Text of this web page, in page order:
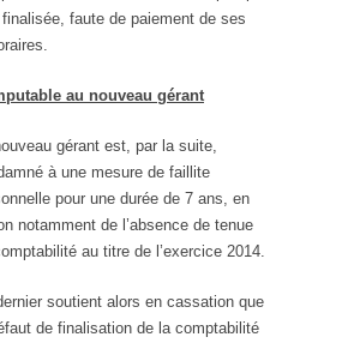
faute de paiement de ses
au nouveau gérant
gérant est, par la suite,
à une mesure de faillite
pour une durée de 7 ans, en
notamment de l’absence de tenue
au titre de l’exercice 2014.
soutient alors en cassation que
de finalisation de la comptabilité